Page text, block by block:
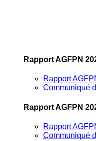
Rapport AGFPN
Rapport
Communiqué
Rapport AGFPN
Rapport
Communiqué